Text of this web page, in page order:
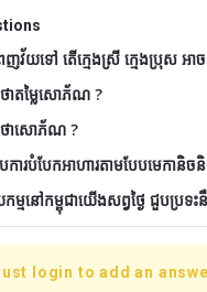
ញវ័យទៅ តើក្មេងស្រី ក្មេងប្រុស អា
ាតម្លៃសោភ័ណ ?
ថាសោភ័ណ ?
ការបំបែកអាហារតាមបែបមេកានិច
មនៅកម្ពុជាយើងសព្វថ្ងៃ ជួបប្រទះនឹ
login to add an